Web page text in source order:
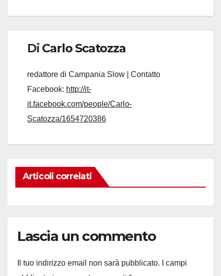
Di Carlo Scatozza
redattore di Campania Slow | Contatto
Facebook: http://it-
it.facebook.com/people/Carlo-
Scatozza/1654720386
Articoli correlati
Lascia un commento
Il tuo indirizzo email non sarà pubblicato.
I campi